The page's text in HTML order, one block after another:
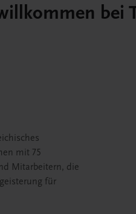
bei
mit 75
Mitarbeitern, die
für